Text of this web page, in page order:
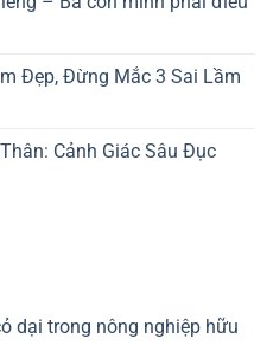
Đẹp, Đừng Mắc 3 Sai Lầm
Cảnh Giác Sâu Đục
dại trong nông nghiệp hữu